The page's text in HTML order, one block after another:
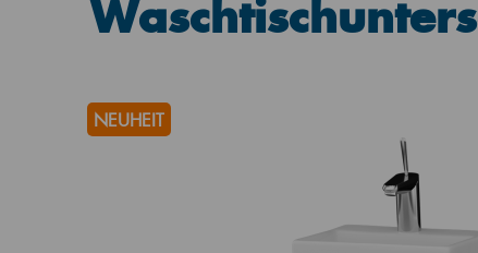
NEUHEIT